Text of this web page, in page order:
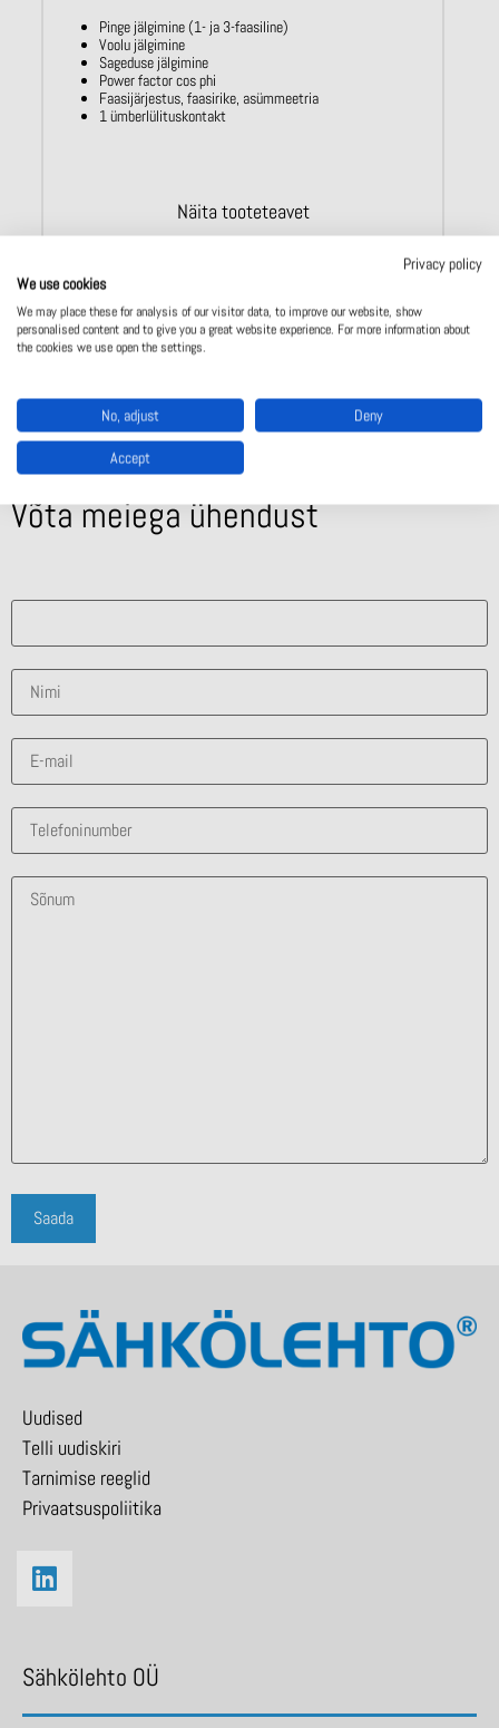
Pinge jälgimine (1- ja 3-faasiline)
Voolu jälgimine
Sageduse jälgimine
Power factor cos phi
Faasijärjestus, faasirike, asümmeetria
1 ümberlülituskontakt
Näita tooteteavet
Võtke meiega ühendust
Võta meiega ühendust
Uudised
Telli uudiskiri
Tarnimise reeglid
Privaatsuspoliitika
Sähkölehto OÜ
Privacy policy
We use cookies
We may place these for analysis of our visitor data, to improve our website, show
personalised content and to give you a great website experience. For more information about
the cookies we use open the settings.
No, adjust Deny
Accept